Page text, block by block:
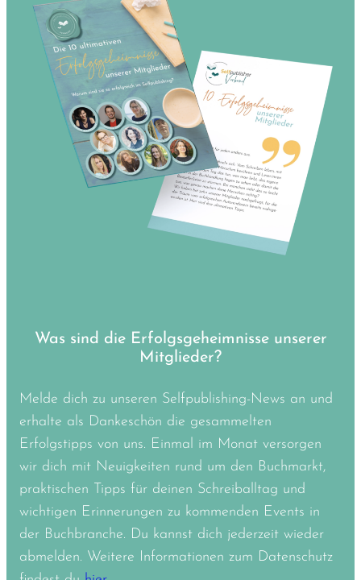
Was sind die Erfolgsgeheimnisse unserer
Mitglieder?
Melde dich zu unseren Selfpublishing-News an und
erhalte als Dankeschön die gesammelten
Erfolgstipps von uns. Einmal im Monat versorgen
wir dich mit Neuigkeiten rund um den Buchmarkt,
praktischen Tipps für deinen Schreiballtag und
wichtigen Erinnerungen zu kommenden Events in
der Buchbranche. Du kannst dich jederzeit wieder
abmelden. Weitere Informationen zum Datenschutz